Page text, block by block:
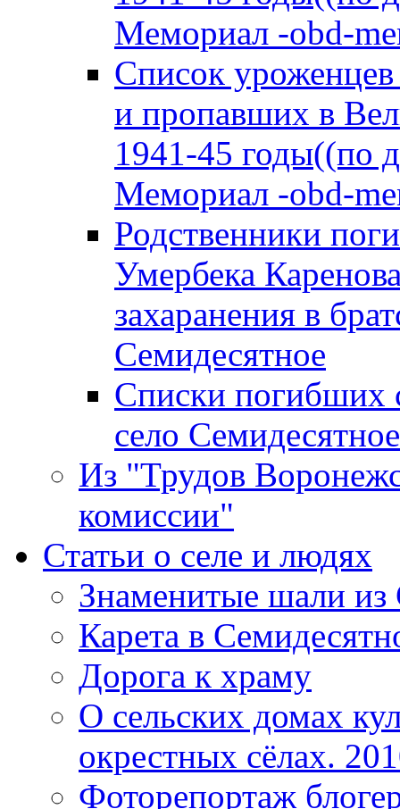
Мемориал -obd-
Список
и пропавших в
1941-45 годы((по
Мемориал -obd-
Родственники
Умербека
захаранения в
Семидесятное
Списки погибших
село Семидесятное
Из "Трудов
комиссии"
Статьи о селе и людях
Знаменитые шали из
Карета в
Дорога к храму
О сельских домах
окрестных сёлах.
Фоторепортаж